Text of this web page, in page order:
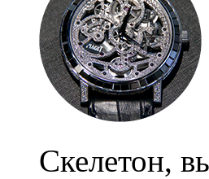
Скелетон,